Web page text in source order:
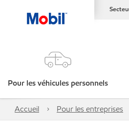
Pour les véhicules personnels
Accueil Pour les entreprises